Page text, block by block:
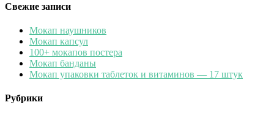
Свежие записи
Мокап наушников
Мокап капсул
100+ мокапов постера
Мокап банданы
Мокап упаковки таблеток и витаминов — 17 штук
Рубрики